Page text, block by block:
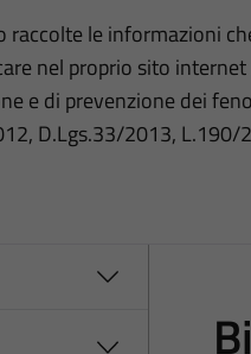
raccolte le informazioni
nel proprio sito
e di prevenzione dei
D.Lgs.33/2013, L.190/